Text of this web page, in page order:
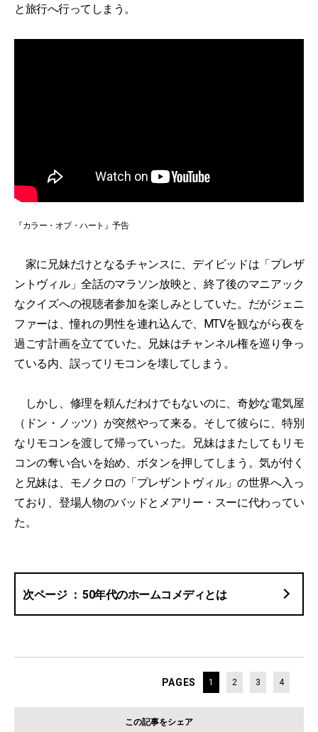
と旅行へ行ってしまう。
『カラー・オブ・ハート』予告
家に兄妹だけとなるチャンスに、デイビッドは「プレザ
ントヴィル」全話のマラソン放映と、終了後のマニアック
なクイズへの視聴者参加を楽しみとしていた。だがジェニ
ファーは、憧れの男性を連れ込んで、MTVを観ながら夜を
過ごす計画を立てていた。兄妹はチャンネル権を巡り争っ
ている内、誤ってリモコンを壊してしまう。
しかし、修理を頼んだわけでもないのに、奇妙な電気屋
（ドン・ノッツ）が突然やって来る。そして彼らに、特別
なリモコンを渡して帰っていった。兄妹はまたしてもリモ
コンの奪い合いを始め、ボタンを押してしまう。気が付く
と兄妹は、モノクロの「プレザントヴィル」の世界へ入っ
ており、登場人物のバッドとメアリー・スーに代わってい
た。
50年代のホームコメディとは
PAGES 1 2 3 4
この記事をシェア